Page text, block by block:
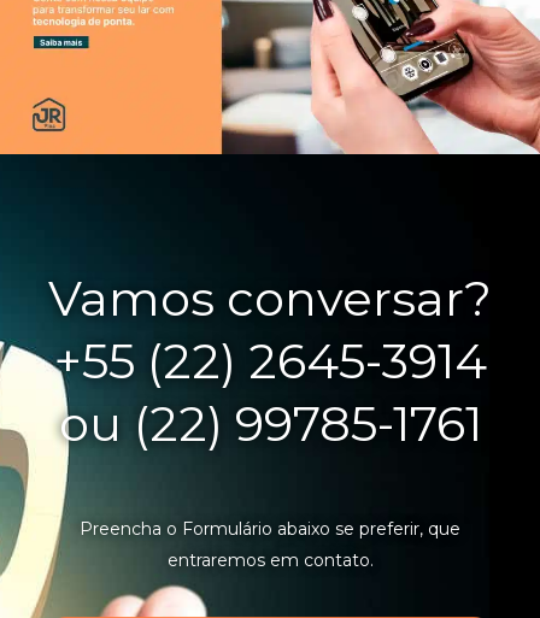
Vamos conversar?
+55 (22) 2645-3914
ou (22) 99785-1761
Preencha o Formulário abaixo se preferir, que
entraremos em contato.